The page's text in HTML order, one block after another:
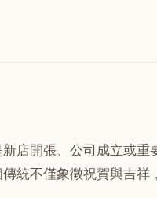
店開張、公司成立或
統不僅象徵祝賀與吉